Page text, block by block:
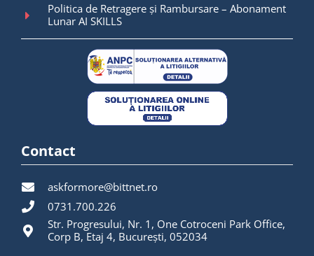
Politica de Retragere și Rambursare – Abonament
Lunar AI SKILLS
Contact
askformore@bittnet.ro
0731.700.226
Str. Progresului, Nr. 1, One Cotroceni Park Office,
Corp B, Etaj 4, București, 052034